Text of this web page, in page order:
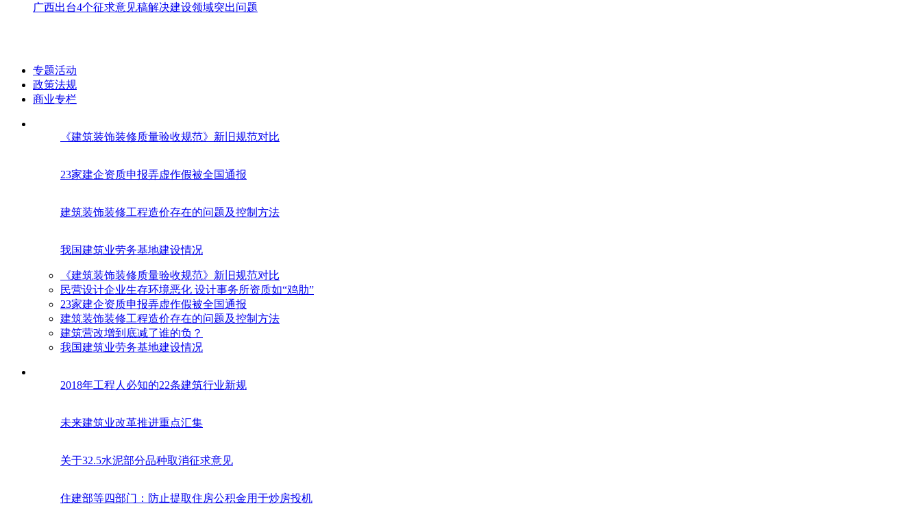
广西出台4个征求意见稿解决建设领域突出问题
专题活动
政策法规
商业专栏
《建筑装饰装修质量验收规范》新旧规范对比
23家建企资质申报弄虚作假被全国通报
建筑装饰装修工程造价存在的问题及控制方法
我国建筑业劳务基地建设情况
《建筑装饰装修质量验收规范》新旧规范对比
民营设计企业生存环境恶化 设计事务所资质如“鸡肋”
23家建企资质申报弄虚作假被全国通报
建筑装饰装修工程造价存在的问题及控制方法
建筑营改增到底减了谁的负？
我国建筑业劳务基地建设情况
2018年工程人必知的22条建筑行业新规
未来建筑业改革推进重点汇集
关于32.5水泥部分品种取消征求意见
住建部等四部门：防止提取住房公积金用于炒房投机